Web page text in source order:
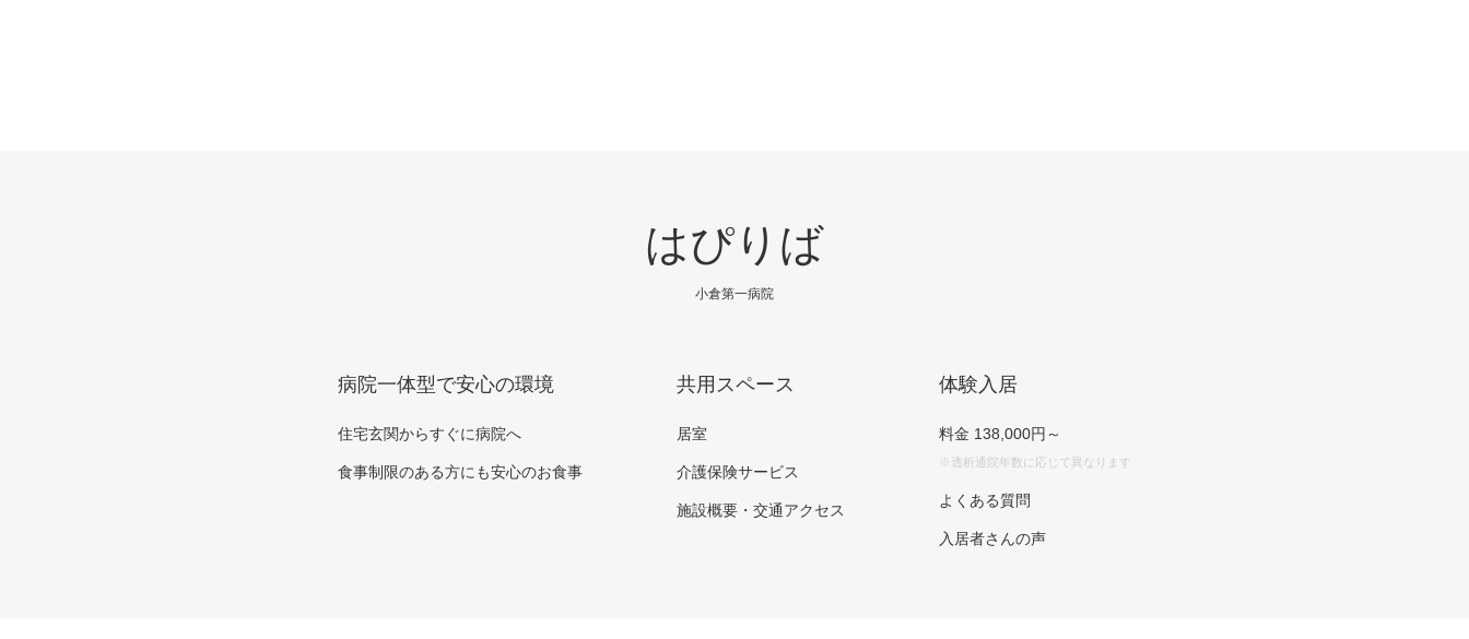
はぴりば
小倉第一病院
病院一体型で安心の環境
住宅玄関からすぐに病院へ
食事制限のある方にも安心のお食事
共用スペース
居室
介護保険サービス
施設概要・交通アクセス
体験入居
料金 138,000円～
※透析通院年数に応じて異なります
よくある質問
入居者さんの声